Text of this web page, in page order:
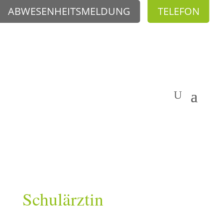
ABWESENHEITSMELDUNG TELEFON
Schulärztin